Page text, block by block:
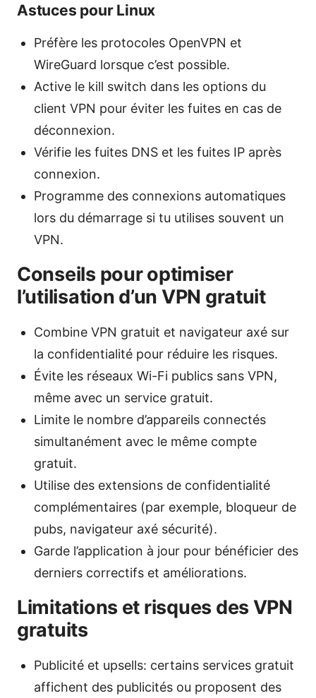
Astuces pour Linux
Préfère les protocoles OpenVPN et
WireGuard lorsque c’est possible.
Active le kill switch dans les options du
client VPN pour éviter les fuites en cas de
déconnexion.
Vérifie les fuites DNS et les fuites IP après
connexion.
Programme des connexions automatiques
lors du démarrage si tu utilises souvent un
VPN.
Conseils pour optimiser
l’utilisation d’un VPN gratuit
Combine VPN gratuit et navigateur axé sur
la confidentialité pour réduire les risques.
Évite les réseaux Wi-Fi publics sans VPN,
même avec un service gratuit.
Limite le nombre d’appareils connectés
simultanément avec le même compte
gratuit.
Utilise des extensions de confidentialité
complémentaires (par exemple, bloqueur de
pubs, navigateur axé sécurité).
Garde l’application à jour pour bénéficier des
derniers correctifs et améliorations.
Limitations et risques des VPN
gratuits
Publicité et upsells: certains services gratuit
affichent des publicités ou proposent des